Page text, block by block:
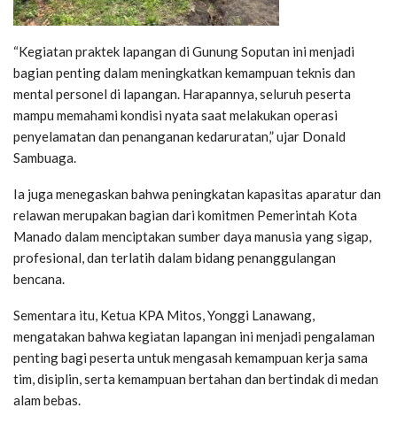
“Kegiatan praktek lapangan di Gunung Soputan ini menjadi
bagian penting dalam meningkatkan kemampuan teknis dan
mental personel di lapangan. Harapannya, seluruh peserta
mampu memahami kondisi nyata saat melakukan operasi
penyelamatan dan penanganan kedaruratan,” ujar Donald
Sambuaga.
Ia juga menegaskan bahwa peningkatan kapasitas aparatur dan
relawan merupakan bagian dari komitmen Pemerintah Kota
Manado dalam menciptakan sumber daya manusia yang sigap,
profesional, dan terlatih dalam bidang penanggulangan
bencana.
Sementara itu, Ketua KPA Mitos, Yonggi Lanawang,
mengatakan bahwa kegiatan lapangan ini menjadi pengalaman
penting bagi peserta untuk mengasah kemampuan kerja sama
tim, disiplin, serta kemampuan bertahan dan bertindak di medan
alam bebas.